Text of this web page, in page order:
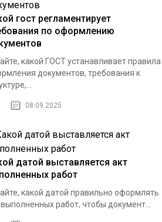
гост регламентирует
по оформлению
какой ГОСТ устанавливает правила
документов, требования к
08.09.2025
датой выставляется акт
работ
какой датой правильно оформлять
работ, чтобы документ...